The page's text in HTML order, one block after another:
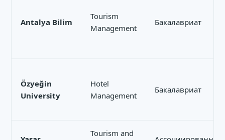
Antalya Bilim
Tourism
Management
Бакалавриат
Özyeğin
University
Hotel
Management
Бакалавриат
Tourism and